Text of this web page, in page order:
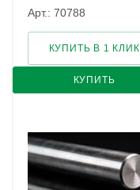
Арт.: 70788
КУПИТЬ
КУПИТЬ В 1 КЛИК